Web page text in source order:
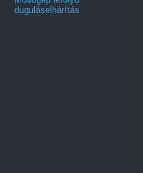
duguláselhárítás